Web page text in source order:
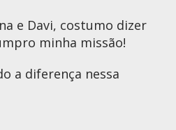
e Davi, costumo dizer
minha missão!
a diferença nessa